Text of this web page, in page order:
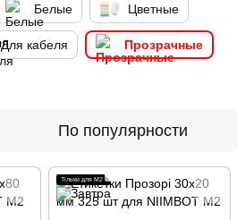
Белые Цветные
Для кабеля Прозрачные
По популярности
Тільки для M2